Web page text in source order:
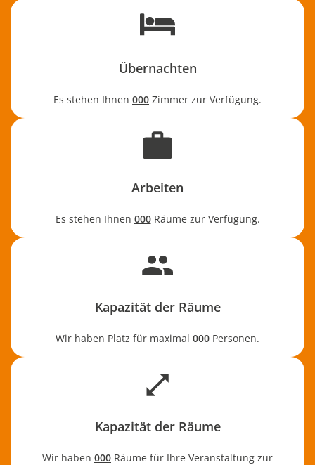
Übernachten
Es stehen Ihnen 000 Zimmer zur Verfügung.
Arbeiten
Es stehen Ihnen 000Räume zur Verfügung.
Kapazität der Räume
Wir haben Platz für maximal 000 Personen.
Kapazität der Räume
Wir haben 000 Räume für Ihre Veranstaltung zur